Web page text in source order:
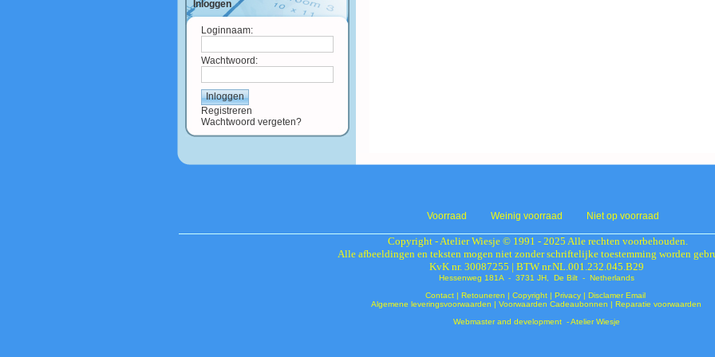
Inloggen
Loginnaam:
Wachtwoord:
Registreren
Wachtwoord vergeten?
Voorraad Weinig voorraad Niet op voorraad
Copyright - Atelier Wiesje © 1991 - 2025 Alle rechten voorbehouden.
Alle afbeeldingen en teksten mogen niet zonder schriftelijke toestemming worden
KvK nr. 30087255 | BTW nr.NL.001.232.045.B29
Hessenweg 181A - 3731 JH, De Bilt - Netherlands
Contact| Retouneren | Copyright| Privacy | Disclamer Email
Algemene leveringsvoorwaarden | Voorwaarden Cadeaubonnen | Reparatie voorwaarden
Webmaster and development - Atelier Wiesje